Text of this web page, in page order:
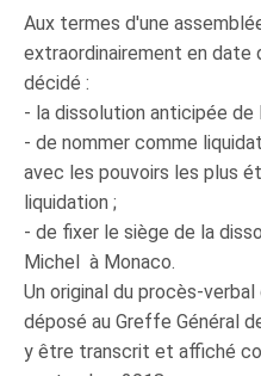
Aux termes d'une
extraordinairement en date
décidé :
- la dissolution anticipée de
- de nommer comme
avec les pouvoirs les plus
liquidation ;
- de fixer le siège de la
Michel à Monaco.
Un original du procès-
déposé au Greffe Général
y être transcrit et affiché